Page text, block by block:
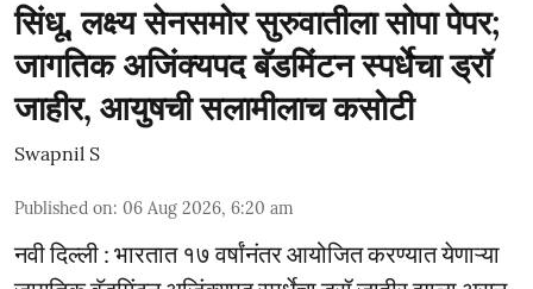
सिंधू, लक्ष्य सेनसमोर सुरुवातीला सोपा पेपर;
जागतिक अजिंक्यपद बॅडमिंटन स्पर्धेचा ड्रॉ
जाहीर, आयुषची सलामीलाच कसोटी
Swapnil S
Published on: 06 Aug 2026, 6:20 am
नवी दिल्ली : भारतात १७ वर्षांनंतर आयोजित करण्यात येणाऱ्या